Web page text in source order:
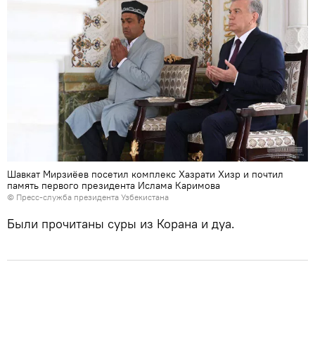
Шавкат Мирзиёев посетил комплекс Хазрати Хизр и почтил
память первого президента Ислама Каримова
© Пресс-служба президента Узбекистана
Были прочитаны суры из Корана и дуа.